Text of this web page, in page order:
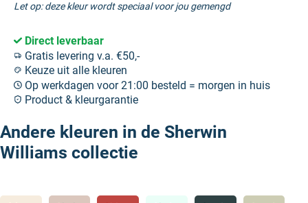
Let op: deze kleur wordt speciaal voor jou gemengd
Direct leverbaar
Gratis levering v.a. €50,-
Keuze uit alle kleuren
Op werkdagen voor 21:00 besteld = morgen in huis
Product & kleurgarantie
Andere kleuren in de Sherwin
Williams collectie